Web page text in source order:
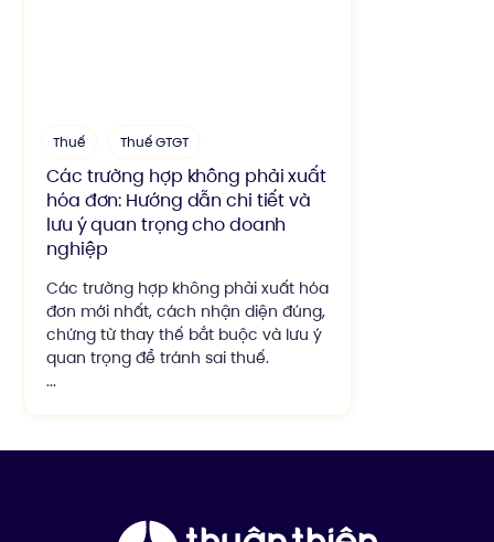
Thuế Thuế GTGT
Các trường hợp không phải xuất
hóa đơn: Hướng dẫn chi tiết và
lưu ý quan trọng cho doanh
nghiệp
Các trường hợp không phải xuất hóa
đơn mới nhất, cách nhận diện đúng,
chứng từ thay thế bắt buộc và lưu ý
quan trọng để tránh sai thuế.
...